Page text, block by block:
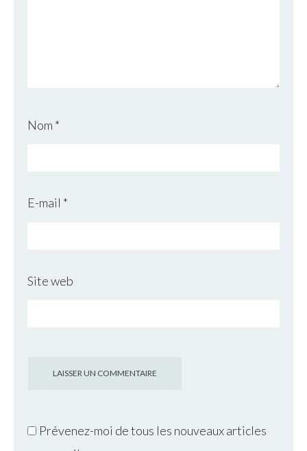
Nom *
E-mail *
Site web
Prévenez-moi de tous les nouveaux articles